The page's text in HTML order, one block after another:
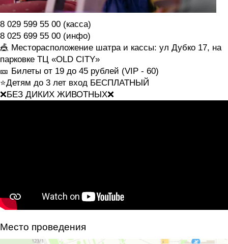
8 029 599 55 00 (касса)
8 025 699 55 00 (инфо)
🎪 Месторасположение шатра и кассы: ул Дубко 17, на
парковке ТЦ «OLD CITY»
🎫 Билеты от 19 до 45 рублей (VIP - 60)
⭐️Детям до 3 лет вход БЕСПЛАТНЫЙ
❌БЕЗ ДИКИХ ЖИВОТНЫХ❌
Место проведения